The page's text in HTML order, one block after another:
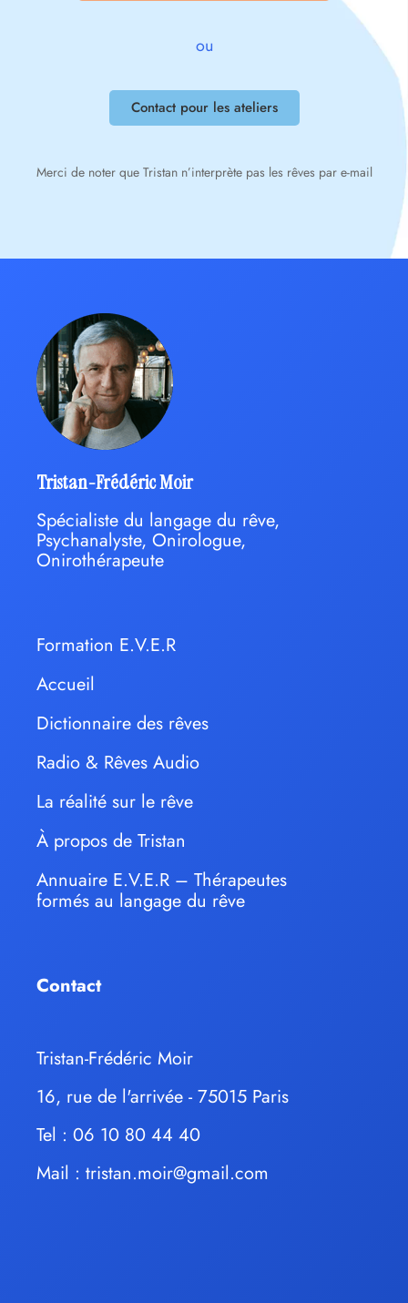
ou
Contact pour les ateliers
Merci de noter que Tristan n’interprète pas les rêves par e-mail
Tristan-Frédéric Moir
Spécialiste du langage du rêve,
Psychanalyste, Onirologue,
Onirothérapeute
Formation E.V.E.R
Accueil
Dictionnaire des rêves
Radio & Rêves Audio
La réalité sur le rêve
À propos de Tristan
Annuaire E.V.E.R – Thérapeutes
formés au langage du rêve
Contact
Tristan-Frédéric Moir
16, rue de l'arrivée - 75015 Paris
Tel : 06 10 80 44 40
Mail : tristan.moir@gmail.com